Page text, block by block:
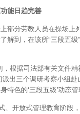
能日趋完善
分劳教人员在操场上
解到，在该所“三段五
根据司法部有关文件精
出三个调研考察小组
特色的‘三段五级’动态
开放式管理教育阶段